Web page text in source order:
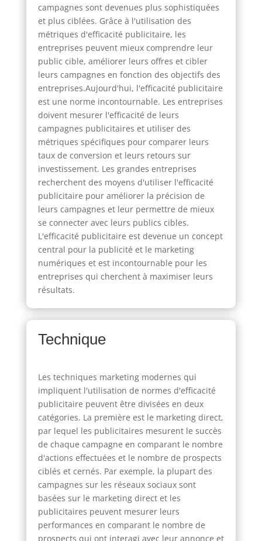
campagnes sont devenues plus sophistiquées
et plus ciblées. Grâce à l'utilisation des
métriques d'efficacité publicitaire, les
entreprises peuvent mieux comprendre leur
public cible, améliorer leurs offres et cibler
leurs campagnes en fonction des objectifs des
entreprises.Aujourd'hui, l'efficacité publicitaire
est une norme incontournable. Les entreprises
doivent mesurer l'efficacité de leurs
campagnes publicitaires et utiliser des
métriques spécifiques pour comparer leurs
taux de conversion et leurs retours sur
investissement. Les grandes entreprises
recherchent des moyens d'utiliser l'efficacité
publicitaire pour améliorer la précision de
leurs campagnes et leur permettre de mieux
se connecter avec leurs publics cibles.
L'efficacité publicitaire est devenue un concept
central pour la publicité et le marketing
numériques et est incontournable pour les
entreprises qui cherchent à maximiser leurs
résultats.
Technique
Les techniques marketing modernes qui
impliquent l'utilisation de normes d'efficacité
publicitaire peuvent être divisées en deux
catégories. La première est le marketing direct,
par lequel les publicitaires mesurent le succès
de chaque campagne en comparant le nombre
d'actions effectuées et le nombre de prospects
ciblés et cernés. Par exemple, la plupart des
campagnes sur les réseaux sociaux sont
basées sur le marketing direct et les
publicitaires peuvent mesurer leurs
performances en comparant le nombre de
prospects qui ont interagi avec leur annonce et